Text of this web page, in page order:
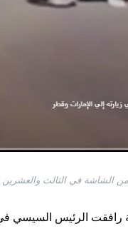
في الثالث والعشرين من آذار/مارس
رافقت الرئيس السيسي